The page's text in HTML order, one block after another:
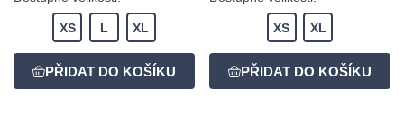
XS L XL XS XL